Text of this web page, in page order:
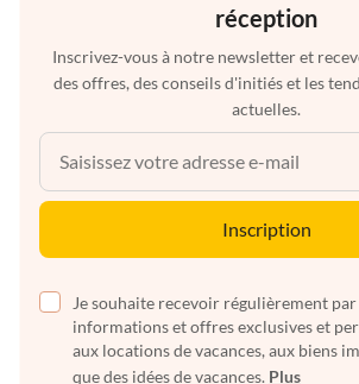
réception
Inscrivez-vous à notre newsletter et
des offres, des conseils d'initiés et les
actuelles.
Inscription
Je souhaite recevoir régulièrement
informations et offres exclusives et
aux locations de vacances, aux biens
que des idées de vacances. Plus